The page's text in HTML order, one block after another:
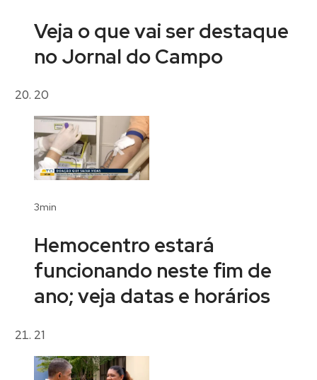
Veja o que vai ser destaque
no Jornal do Campo
20
3min
Hemocentro estará
funcionando neste fim de
ano; veja datas e horários
21